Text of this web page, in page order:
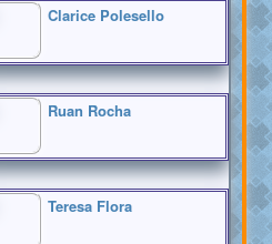
Clarice Polesello
Ruan Rocha
Teresa Flora